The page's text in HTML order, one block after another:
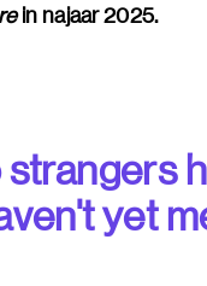
in najaar 2025.
strangers
yet